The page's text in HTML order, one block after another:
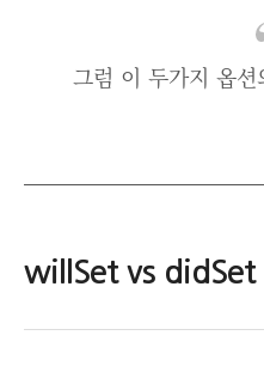
그럼 이 두가지 옵
willSet vs didSet